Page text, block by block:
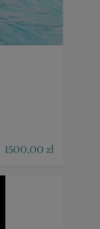
1500,00 zł